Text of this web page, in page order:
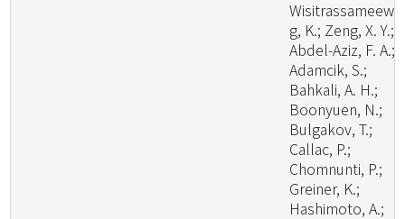
g, K.; Zeng, X. Y.;
Abdel-Aziz, F. A.;
Adamcik, S.;
Bahkali, A. H.;
Boonyuen, N.;
Bulgakov, T.;
Callac, P.;
Chomnunti, P.;
Greiner, K.;
Hashimoto, A.;